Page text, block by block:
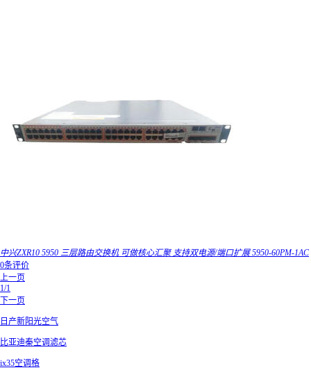
中兴ZXR10 5950 三层路由交换机 可做核心汇聚 支持双电源/端口扩展 5950-60PM-1AC
0条评价
上一页
1/1
下一页
日产新阳光空气
比亚迪秦空调滤芯
ix35空调格